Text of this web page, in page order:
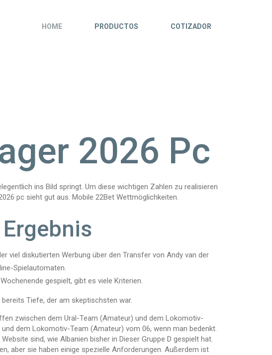
HOME PRODUCTOS COTIZADOR
2026 Pc
ins Bild springt. Um diese wichtigen Zahlen zu realisieren
pc sieht gut aus. Mobile 22Bet Wettmöglichkeiten.
viel diskutierten Werbung über den Transfer von Andy van der
Spielautomaten.
gespielt, gibt es viele Kriterien.
Tiefe, der am skeptischsten war.
zwischen dem Ural-Team (Amateur) und dem Lokomotiv-
dem Lokomotiv-Team (Amateur) vom 06, wenn man bedenkt.
sind, wie Albanien bisher in Dieser Gruppe D gespielt hat.
aber sie haben einige spezielle Anforderungen. Außerdem ist